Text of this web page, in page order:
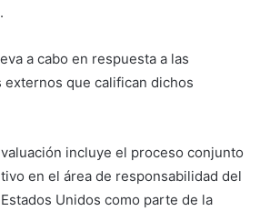
a cabo en respuesta a las
que califican dichos
incluye el proceso conjunto
en el área de responsabilidad del
Unidos como parte de la